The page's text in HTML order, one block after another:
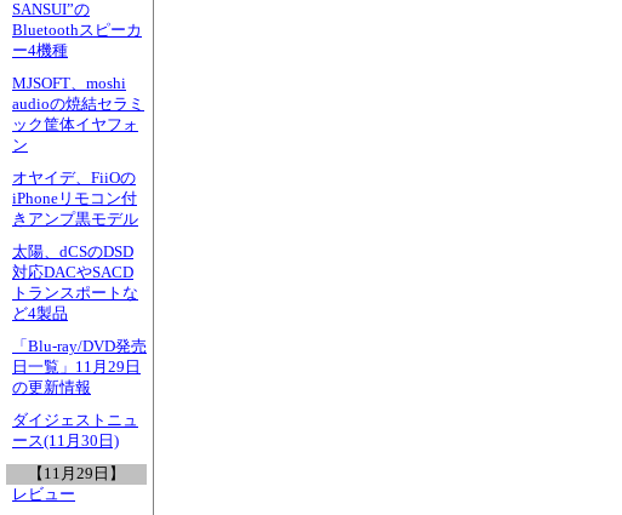
SANSUI”の
Bluetoothスピーカ
ー4機種
MJSOFT、moshi
audioの焼結セラミ
ック筐体イヤフォ
ン
オヤイデ、FiiOの
iPhoneリモコン付
きアンプ黒モデル
太陽、dCSのDSD
対応DACやSACD
トランスポートな
ど4製品
「Blu-ray/DVD発売
日一覧」11月29日
の更新情報
ダイジェストニュ
ース(11月30日)
【11月29日】
レビュー